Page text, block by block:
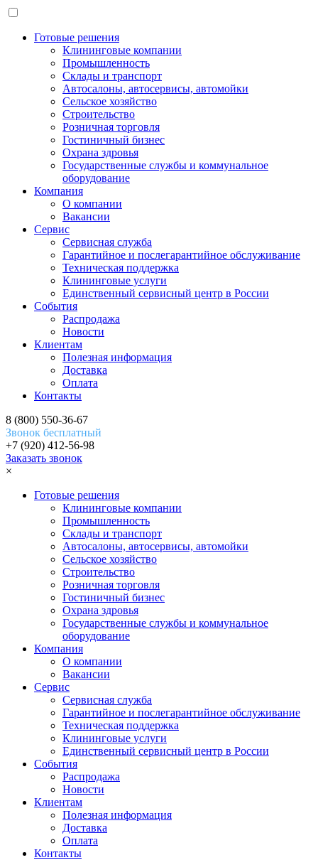
Готовые решения
Клининговые компании
Промышленность
Склады и транспорт
Автосалоны, автосервисы, автомойки
Сельское хозяйство
Строительство
Розничная торговля
Гостиничный бизнес
Охрана здровья
Государственные службы и коммунальное
оборудование
Компания
О компании
Вакансии
Сервис
Сервисная служба
Гарантийное и послегарантийное обслуживание
Техническая поддержка
Клининговые услуги
Единственный сервисный центр в России
События
Распродажа
Новости
Клиентам
Полезная информация
Доставка
Оплата
Контакты
8 (800) 550-36-67
Звонок бесплатный
+7 (920) 412-56-98
Заказать звонок
×
Готовые решения
Клининговые компании
Промышленность
Склады и транспорт
Автосалоны, автосервисы, автомойки
Сельское хозяйство
Строительство
Розничная торговля
Гостиничный бизнес
Охрана здровья
Государственные службы и коммунальное
оборудование
Компания
О компании
Вакансии
Сервис
Сервисная служба
Гарантийное и послегарантийное обслуживание
Техническая поддержка
Клининговые услуги
Единственный сервисный центр в России
События
Распродажа
Новости
Клиентам
Полезная информация
Доставка
Оплата
Контакты